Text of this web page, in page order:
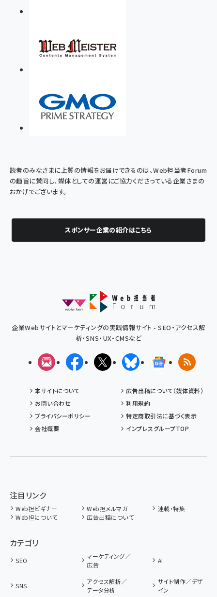
読者のみなさまに上質の情報をお届けできるのは、Web担当者Forum
の趣旨に賛同し、媒体としての運営にご協力くださっている企業さまの
おかげでございます。
スポンサー企業の紹介はこちら
企業Webサイトとマーケティングの実践情報サイト - SEO・アクセス解
析・SNS・UX・CMSなど
メルマガFacebookX(エックス)BlueskyGoogleニュ
RSS
本サイトについて
広告出稿について（媒体資料）
お問い合わせ
利用規約
プライバシーポリシー
特定商取引法に基づく表示
会社概要
インプレスグループTOP
注目リンク
Web担ビギナー Web担メルマガ
連載・特集
Web担について
広告出稿について
カテゴリ
SEO
マーケティング／
広告
AI
SNS
アクセス解析／
データ分析
サイト制作／デザ
イン